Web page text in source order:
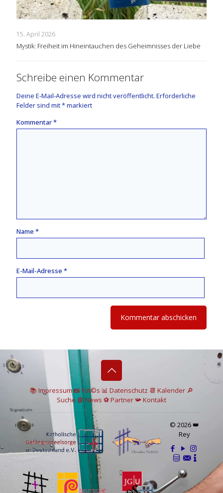
15. April 2026
Mystik: Freiheit im Hineintauchen des Geheimnisses der Liebe
Schreibe einen Kommentar
Deine E-Mail-Adresse wird nicht veröffentlicht. Erforderliche
Felder sind mit*markiert
Kommentar*
Name *
E-Mail-Adresse *
📚 Impressum📸Fot©s 📊 Datenschutz 📆 Kalender 🔎
Suche 📘 News ⚽Partner📯Kontakt
© 2026 👑
Rey